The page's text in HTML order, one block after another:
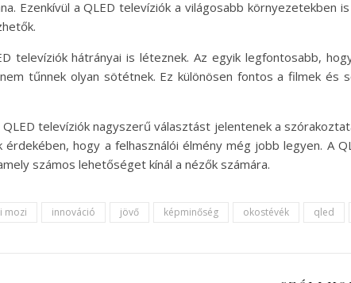
Ezenkívül a QLED televíziók a világosabb
televíziók hátrányai is léteznek. Az egyik legfontosabb,
tűnnek olyan sötétnek. Ez különösen fontos a filmek
televíziók nagyszerű választást jelentenek a
érdekében, hogy a felhasználói élmény még jobb legyen. A
számos lehetőséget kínál a nézők számára.
mozi innováció jövő képminőség okostévék qled